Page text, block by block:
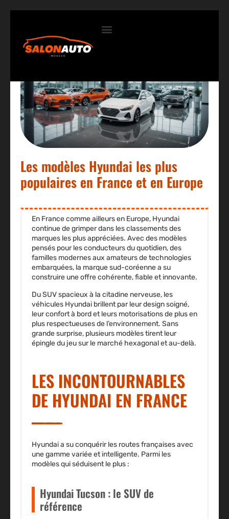
Les modèles Hyundai les plus
populaires en France et en Europe
En France comme ailleurs en Europe, Hyundai
continue de grimper dans les classements des
marques les plus appréciées. Avec des modèles
pensés pour les conducteurs du quotidien, des
familles modernes aux amateurs de technologies
embarquées, la marque sud-coréenne a su
construire une offre cohérente, fiable et innovante.
Du SUV spacieux à la citadine nerveuse, les
véhicules Hyundai brillent par leur design soigné,
leur confort à bord et leurs motorisations de plus en
plus respectueuses de l’environnement. Sans
grande surprise, plusieurs modèles tirent leur
épingle du jeu sur le marché hexagonal et au-delà.
LES INCONTOURNABLES
DE HYUNDAI EN FRANCE
Hyundai a su conquérir les routes françaises avec
une gamme variée et intelligente. Parmi les
modèles qui séduisent le plus :
Hyundai Tucson : le SUV de
référence